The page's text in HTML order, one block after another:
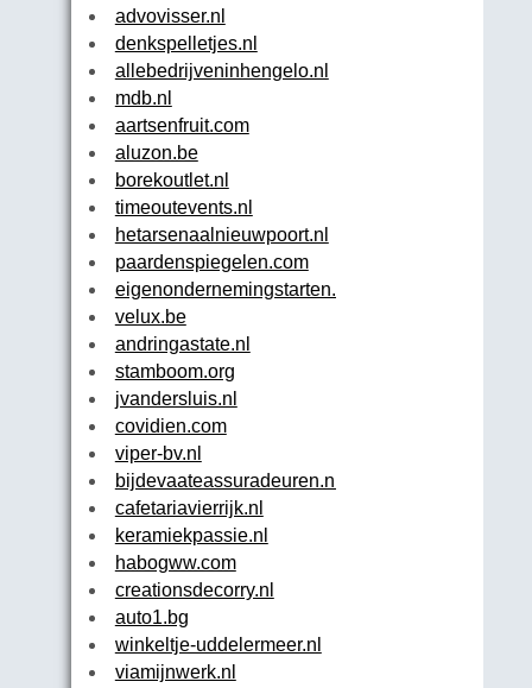
advovisser.nl
denkspelletjes.nl
allebedrijveninhengelo.nl
mdb.nl
aartsenfruit.com
aluzon.be
borekoutlet.nl
timeoutevents.nl
hetarsenaalnieuwpoort.nl
paardenspiegelen.com
eigenondernemingstarten.com
velux.be
andringastate.nl
stamboom.org
jvandersluis.nl
covidien.com
viper-bv.nl
bijdevaateassuradeuren.nl
cafetariavierrijk.nl
keramiekpassie.nl
habogww.com
creationsdecorry.nl
auto1.bg
winkeltje-uddelermeer.nl
viamijnwerk.nl